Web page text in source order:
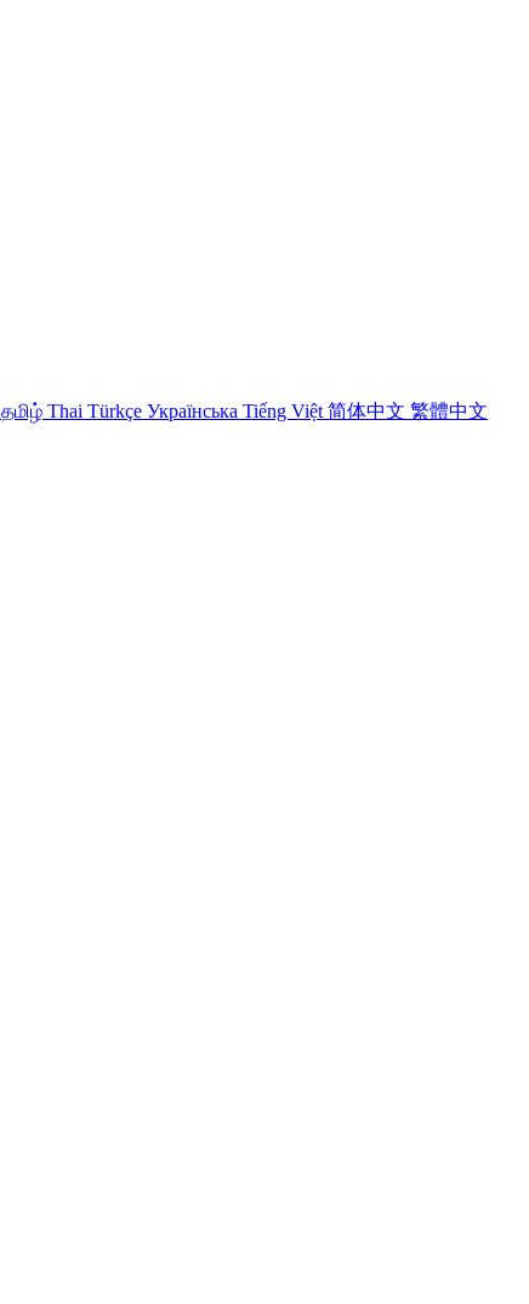
தமிழ் Thai Türkçe Українська Tiếng Việt 简体中文 繁體中文